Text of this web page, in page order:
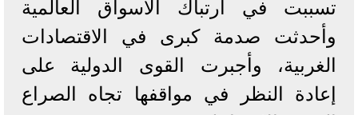
تسببت في ارتباك الأسواق العالمية
وأحدثت صدمة كبرى في الاقتصادات
الغربية، وأجبرت القوى الدولية على
إعادة النظر في مواقفها تجاه الصراع